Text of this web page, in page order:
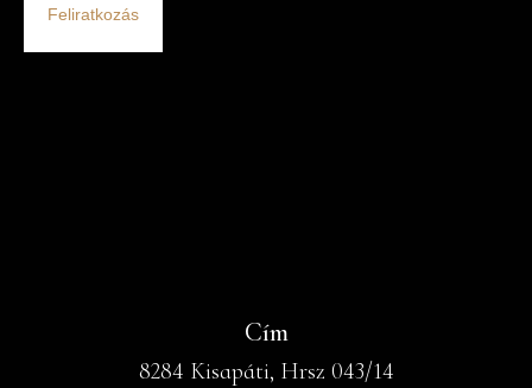
Feliratkozás
Cím
8284 Kisapáti, Hrsz 043/14